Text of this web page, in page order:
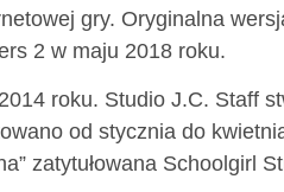
gry. Oryginalna
2 w maju 2018 roku.
roku. Studio J.C. Staff
od stycznia do
zatytułowana Schoolgirl